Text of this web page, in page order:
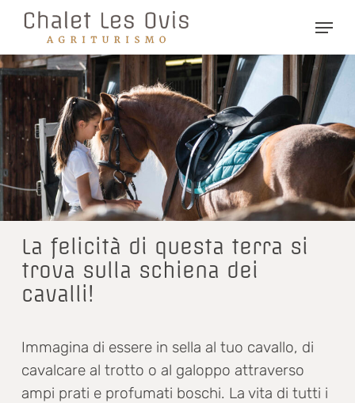
Skip
main
content
Menu
La felicità di questa terra si
trova sulla schiena dei
cavalli!
Immagina di essere in sella al tuo cavallo, di
cavalcare al trotto o al galoppo attraverso
ampi prati e profumati boschi. La vita di tutti i